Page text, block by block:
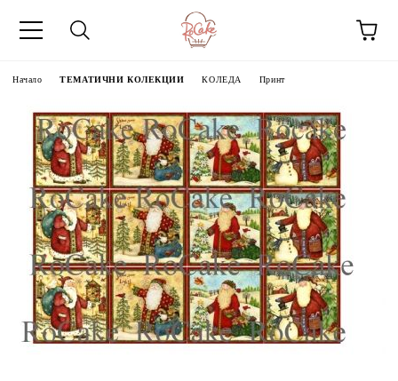
Начало ТЕМАТИЧНИ КОЛЕКЦИИ КОЛЕДА Принт